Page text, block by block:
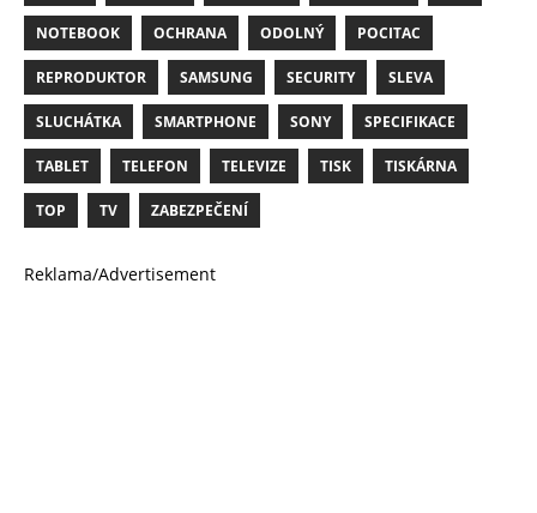
NOTEBOOK OCHRANA ODOLNÝ POCITAC
REPRODUKTOR SAMSUNG SECURITY SLEVA
SLUCHÁTKA SMARTPHONE SONY SPECIFIKACE
TABLET TELEFON TELEVIZE TISK TISKÁRNA
TOP TV ZABEZPEČENÍ
Reklama/Advertisement